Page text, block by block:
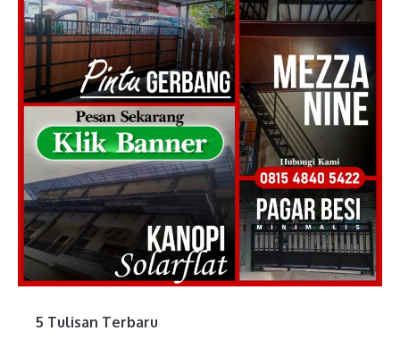
5 Tulisan Terbaru